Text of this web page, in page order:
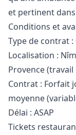
et pertinent
Conditions et
Type de contrat :
Localisation :
Provence (travail
Contrat : Forfait
moyenne
Délai : ASAP
Tickets